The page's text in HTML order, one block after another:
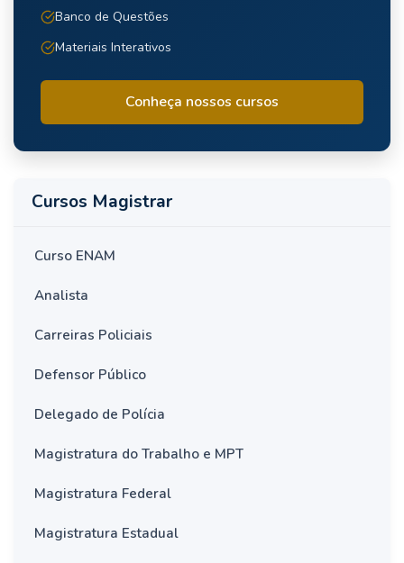
Banco de Questões
Materiais Interativos
Conheça nossos cursos
Cursos Magistrar
Curso ENAM
Analista
Carreiras Policiais
Defensor Público
Delegado de Polícia
Magistratura do Trabalho e MPT
Magistratura Federal
Magistratura Estadual